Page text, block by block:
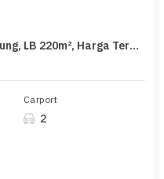
Rumah Dijual di Ciwaruga, Bandung, LB 220m², Harga Terbaik!
Carport
2